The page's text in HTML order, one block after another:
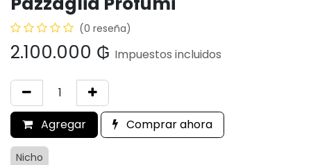
(0 reseña)
2.100.000 ₲ Impuestos incluidos
Agregar Comprar ahora
Nicho